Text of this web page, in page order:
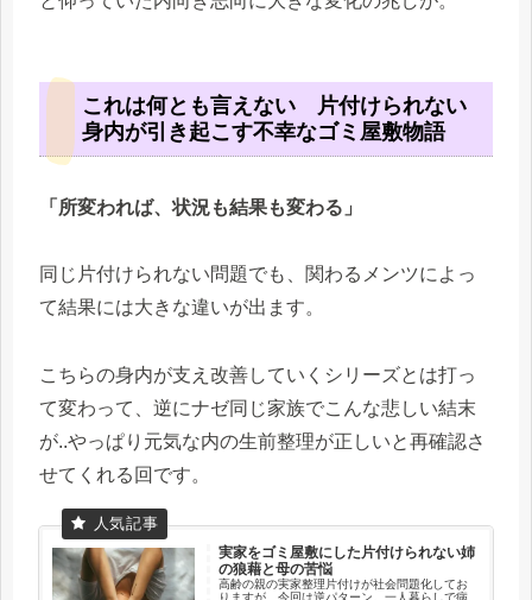
これは何とも言えない 片付けられない
身内が引き起こす不幸なゴミ屋敷物語
「所変われば、状況も結果も変わる」
同じ片付けられない問題でも、関わるメンツによっ
て結果には大きな違いが出ます。
こちらの身内が支え改善していくシリーズとは打っ
て変わって、逆にナゼ同じ家族でこんな悲しい結末
が..やっぱり元気な内の生前整理が正しいと再確認さ
せてくれる回です。
実家をゴミ屋敷にした片付けられない姉
の狼藉と母の苦悩
高齢の親の実家整理片付けが社会問題化してお
りますが、今回は逆パターン。一人暮らしで病